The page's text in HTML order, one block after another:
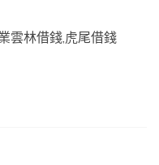
雲林借錢,虎尾借錢